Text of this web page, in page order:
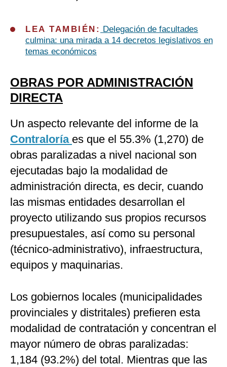
LEA TAMBIÉN:
Delegación de facultades
culmina: una mirada a 14 decretos legislativos en
temas económicos
OBRAS POR ADMINISTRACIÓN
DIRECTA
Un aspecto relevante del informe de la
Contraloría es que el 55.3% (1,270) de
obras paralizadas a nivel nacional son
ejecutadas bajo la modalidad de
administración directa, es decir, cuando
las mismas entidades desarrollan el
proyecto utilizando sus propios recursos
presupuestales, así como su personal
(técnico-administrativo), infraestructura,
equipos y maquinarias.
Los gobiernos locales (municipalidades
provinciales y distritales) prefieren esta
modalidad de contratación y concentran el
mayor número de obras paralizadas:
1,184 (93.2%) del total. Mientras que las